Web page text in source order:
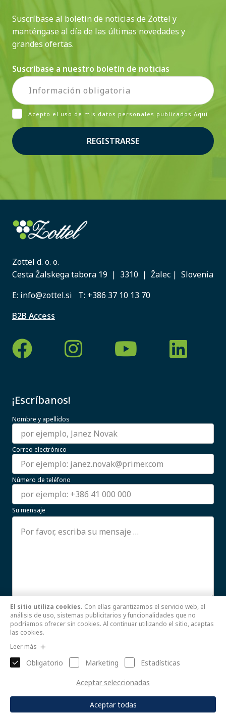
Suscríbase al boletín de noticias de Zottel y
manténgase al día de las últimas novedades y
grandes ofertas.
Suscríbase a nuestro boletín de noticias
Acepto el uso de mis datos personales publicados Aquí
REGISTRARSE
Zottel d. o. o.
Cesta Žalskega tabora 19 | 3310 | Žalec | Slovenia
E: info@zottel.si T: +386 37 10 13 70
B2B Access
¡Escríbanos!
Nombre y apellidos
Correo electrónico
Número de teléfono
Su mensaje
Estoy de acuerdo con el uso de mis datos personales.
Leer más
Zottel d. o. o. |Pravilnik o zasebnosti
El sitio utiliza cookies. Con ellas garantizamos el servicio web, el
análisis de uso, sistemas publicitarios y funcionalidades que no
podríamos ofrecer sin cookies. Al continuar utilizando el sitio, aceptas
las cookies.
Leer más
Obligatorio Marketing Estadísticas
Aceptar seleccionadas
Aceptar todas